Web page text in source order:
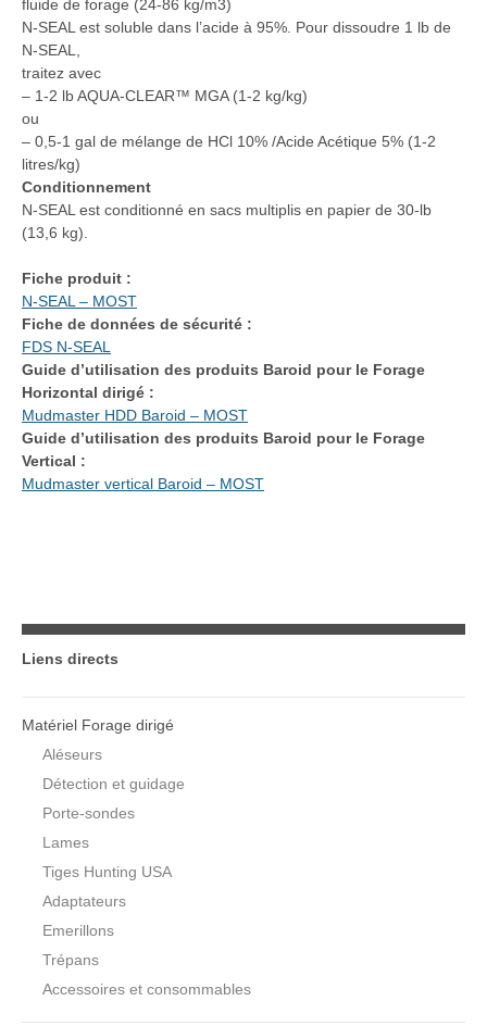
fluide de forage (24-86 kg/m3)
N-SEAL est soluble dans l’acide à 95%. Pour dissoudre 1 lb de
N-SEAL,
traitez avec
– 1-2 lb AQUA-CLEAR™ MGA (1-2 kg/kg)
ou
– 0,5-1 gal de mélange de HCl 10% /Acide Acétique 5% (1-2
litres/kg)
Conditionnement
N-SEAL est conditionné en sacs multiplis en papier de 30-lb
(13,6 kg).
Fiche produit :
N-SEAL – MOST
Fiche de données de sécurité :
FDS N-SEAL
Guide d’utilisation des produits Baroid pour le Forage
Horizontal dirigé :
Mudmaster HDD Baroid – MOST
Guide d’utilisation des produits Baroid pour le Forage
Vertical :
Mudmaster vertical Baroid – MOST
Liens directs
Matériel Forage dirigé
Aléseurs
Détection et guidage
Porte-sondes
Lames
Tiges Hunting USA
Adaptateurs
Emerillons
Trépans
Accessoires et consommables